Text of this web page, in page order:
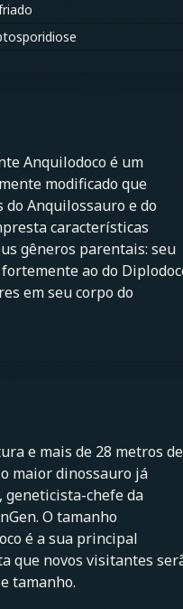
Anquilodoco é um
modificado que
do Anquilossauro e do
características
gêneros parentais: seu
ao do
em seu corpo do
e mais de 28 metros de
maior dinossauro já
geneticista-chefe da
O tamanho
é a sua principal
que novos visitantes
tamanho.